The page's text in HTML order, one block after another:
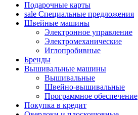
Подарочные карты
sale Специальные предложения
Швейные машины
Электронное управление
Электромеханические
Иглопробивные
Бренды
Вышивальные машины
Вышивальные
Швейно-вышивальные
Программное обеспечение
Покупка в кредит